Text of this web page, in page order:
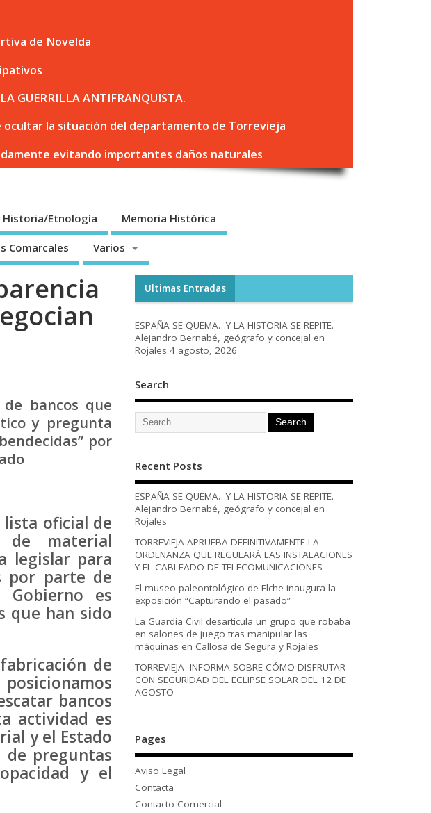
de Novelda
GUERRILLA ANTIFRANQUISTA.
ocultar la situación del departamento de Torrevieja
evitando importantes daños naturales
Historia/Etnología Memoria Histórica
Comarcales Varios
bancos que
y pregunta
por
lista oficial de
de material
legislar para
por parte de
es
que han sido
de
bancos
actividad es
y el Estado
de preguntas
y el
Ultimas Entradas
ESPAÑA SE QUEMA…Y LA HISTORIA SE REPITE.
Alejandro Bernabé, geógrafo y concejal en
Rojales 4 agosto, 2026
Search
Recent Posts
ESPAÑA SE QUEMA…Y LA HISTORIA SE REPITE.
Alejandro Bernabé, geógrafo y concejal en
Rojales
TORREVIEJA APRUEBA DEFINITIVAMENTE LA
ORDENANZA QUE REGULARÁ LAS INSTALACIONES
Y EL CABLEADO DE TELECOMUNICACIONES
El museo paleontológico de Elche inaugura la
exposición “Capturando el pasado”
La Guardia Civil desarticula un grupo que robaba
en salones de juego tras manipular las
máquinas en Callosa de Segura y Rojales
TORREVIEJA INFORMA SOBRE CÓMO DISFRUTAR
CON SEGURIDAD DEL ECLIPSE SOLAR DEL 12 DE
AGOSTO
Pages
Aviso Legal
Contacta
Contacto Comercial